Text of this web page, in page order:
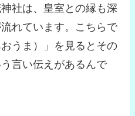
社は、皇室との縁も深
れています。こちらで
うま）」を見るとその
言い伝えがあるんで